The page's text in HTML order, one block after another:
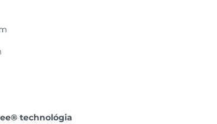
technológia